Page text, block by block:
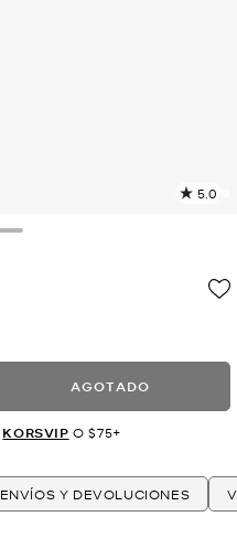
5.0
AGOTADO
KORSVIP O $75+
ENVÍOS Y DEVOLUCIONES